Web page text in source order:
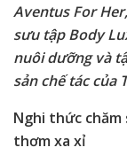
Aventus For
sưu tập Body
nuôi dưỡng và
sản chế tác của
Nghi thức
thơm xa xỉ